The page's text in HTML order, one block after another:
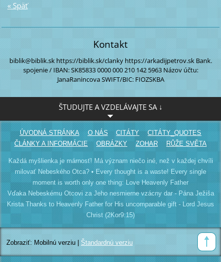
« Späť
Kontakt
biblik@biblik.skhttps://biblik.sk/clankyhttps://arkadijpetrov.skBank.
spojenie / IBAN:SK85833 0000000 210 142 5963Názov účtu:
JanaRanincovaSWIFT/BIC: FIOZSKBA
ŠTUDUJTE A VZDELÁVAJTE SA ↓
ÚVODNÁ STRÁNKA O NÁS CITÁTY
CITÁTY_QUOTES
ČLÁNKY A INFORMÁCIE
OBRÁZKY ZOHAR RŮŽE SVĚTA
Každá myšlienka je márnosť! Má význam niečo iné, než v každej chvíli
milovať Nebeského Otca? • Every thought is a waste! Every single
moment is worth only one thing: Love Heavenly Father
Vďaka Nebeskému Otcovi za Jeho nesmierne vzácny dar - Pána Ježiša
Krista Thanks to Heavenly Father for His uncomparable gift - Lord Jesus
Christ (2Kor9:15)
Zobraziť: Mobilnú verziu| Štandardnú verziu